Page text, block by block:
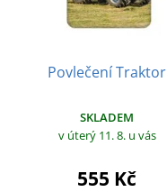
Povlečení Traktor
SKLADEM
v úterý 11. 8. u vás
555 Kč